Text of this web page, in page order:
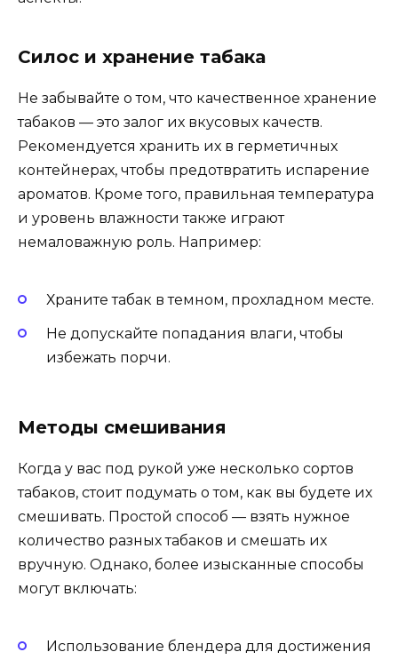
Силос и хранение табака
Не забывайте о том, что качественное хранение
табаков — это залог их вкусовых качеств.
Рекомендуется хранить их в герметичных
контейнерах, чтобы предотвратить испарение
ароматов. Кроме того, правильная температура
и уровень влажности также играют
немаловажную роль. Например:
Храните табак в темном, прохладном месте.
Не допускайте попадания влаги, чтобы
избежать порчи.
Методы смешивания
Когда у вас под рукой уже несколько сортов
табаков, стоит подумать о том, как вы будете их
смешивать. Простой способ — взять нужное
количество разных табаков и смешать их
вручную. Однако, более изысканные способы
могут включать:
Использование блендера для достижения